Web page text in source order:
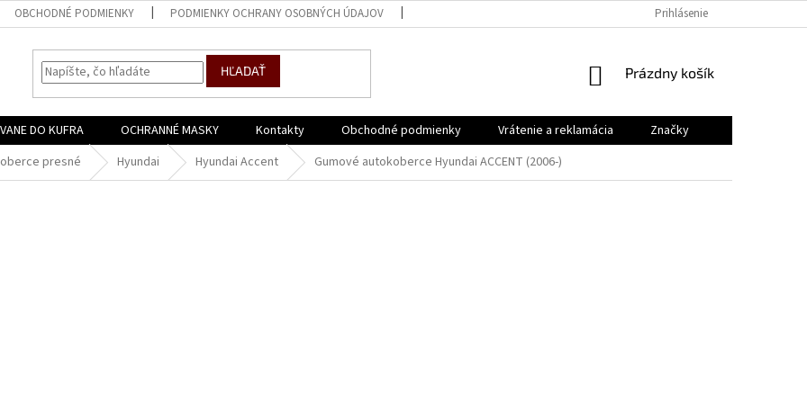
OBCHODNÉ PODMIENKY PODMIENKY OCHRANY OSOBNÝCH ÚDAJOV Prihlásenie
HĽADAŤ
NÁKUPNÝ
Prázdny košík
VANE DO KUFRA OCHRANNÉ MASKY Kontakty Obchodné podmienky Vrátenie a reklamácia
Značky
presné Hyundai Hyundai Accent Gumové autokoberce Hyundai ACCENT (2006-)